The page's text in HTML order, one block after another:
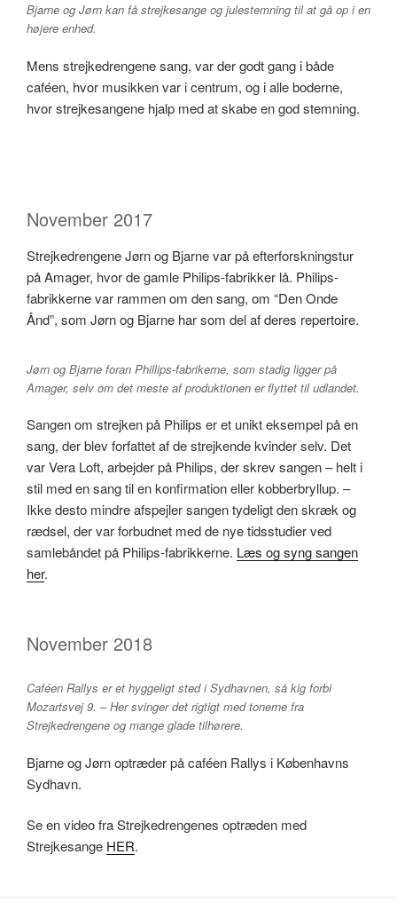
Bjarne og Jørn kan få strejkesange og julestemning til at gå op i en
højere enhed.
Mens strejkedrengene sang, var der godt gang i både
caféen, hvor musikken var i centrum, og i alle boderne,
hvor strejkesangene hjalp med at skabe en god stemning.
November 2017
Strejkedrengene Jørn og Bjarne var på efterforskningstur
på Amager, hvor de gamle Philips-fabrikker lå. Philips-
fabrikkerne var rammen om den sang, om “Den Onde
Ånd”, som Jørn og Bjarne har som del af deres repertoire.
Jørn og Bjarne foran Phillips-fabrikerne, som stadig ligger på
Amager, selv om det meste af produktionen er flyttet til udlandet.
Sangen om strejken på Philips er et unikt eksempel på en
sang, der blev forfattet af de strejkende kvinder selv. Det
var Vera Loft, arbejder på Philips, der skrev sangen – helt i
stil med en sang til en konfirmation eller kobberbryllup. –
Ikke desto mindre afspejler sangen tydeligt den skræk og
rædsel, der var forbudnet med de nye tidsstudier ved
samlebåndet på Philips-fabrikkerne. Læs og syng sangen
her.
November 2018
Caféen Rallys er et hyggeligt sted i Sydhavnen, så kig forbi
Mozartsvej 9. – Her svinger det rigtigt med tonerne fra
Strejkedrengene og mange glade tilhørere.
Bjarne og Jørn optræder på caféen Rallys i Københavns
Sydhavn.
Se en video fra Strejkedrengenes optræden med
Strejkesange HER.